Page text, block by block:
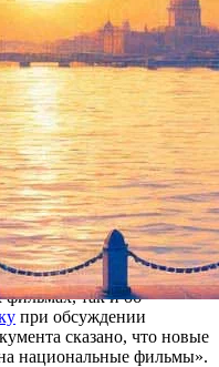
Министерства культуры
о планах
фильмов в
изтекста
сентября на сайте
количества сеансов
дня.
ввести ограничения для
35 процентами, однако
фильмах, так и об
при обсуждении
сказано, что новые
национальные фильмы».